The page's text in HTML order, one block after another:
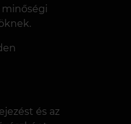
minőségi
és az